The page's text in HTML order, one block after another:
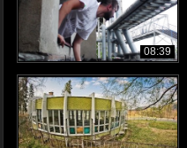
08:39